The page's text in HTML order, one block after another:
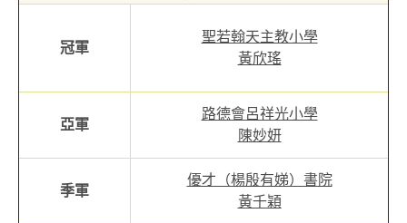
冠軍
聖若翰天主教小學
黃欣瑤
亞軍
路德會呂祥光小學
陳妙妍
季軍
優才（楊殷有娣）書院
黃千穎